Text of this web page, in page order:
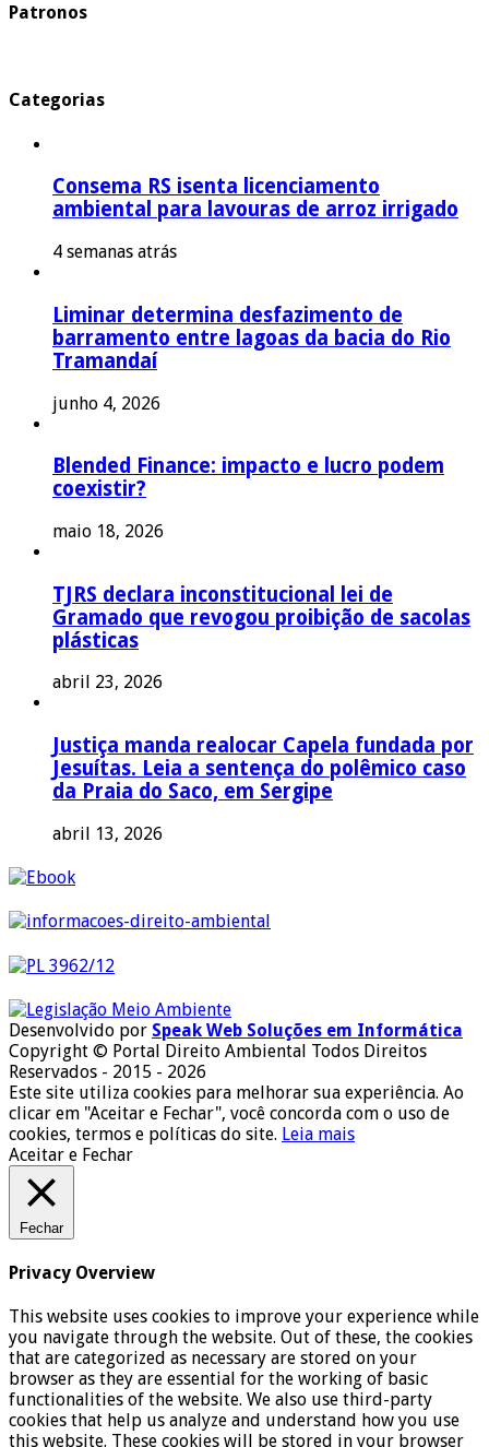
Patronos
Categorias
Consema RS isenta licenciamento
ambiental para lavouras de arroz irrigado
4 semanas atrás
Liminar determina desfazimento de
barramento entre lagoas da bacia do Rio
Tramandaí
junho 4, 2026
Blended Finance: impacto e lucro podem
coexistir?
maio 18, 2026
TJRS declara inconstitucional lei de
Gramado que revogou proibição de sacolas
plásticas
abril 23, 2026
Justiça manda realocar Capela fundada por
Jesuítas. Leia a sentença do polêmico caso
da Praia do Saco, em Sergipe
abril 13, 2026
Desenvolvido por Speak Web Soluções em Informática
Copyright © Portal Direito Ambiental Todos Direitos
Reservados - 2015 - 2026
Este site utiliza cookies para melhorar sua experiência. Ao
clicar em "Aceitar e Fechar", você concorda com o uso de
cookies, termos e políticas do site. Leia mais
Aceitar e Fechar
Fechar
Privacy Overview
This website uses cookies to improve your experience while
you navigate through the website. Out of these, the cookies
that are categorized as necessary are stored on your
browser as they are essential for the working of basic
functionalities of the website. We also use third-party
cookies that help us analyze and understand how you use
this website. These cookies will be stored in your browser